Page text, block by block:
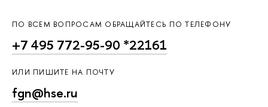
ПО ВСЕМ ВОПРОСАМ ОБРАЩАЙТЕСЬ ПО ТЕЛЕФОНУ
+7 495 772-95-90 *22161
ИЛИ ПИШИТЕ НА ПОЧТУ
fgn@hse.ru